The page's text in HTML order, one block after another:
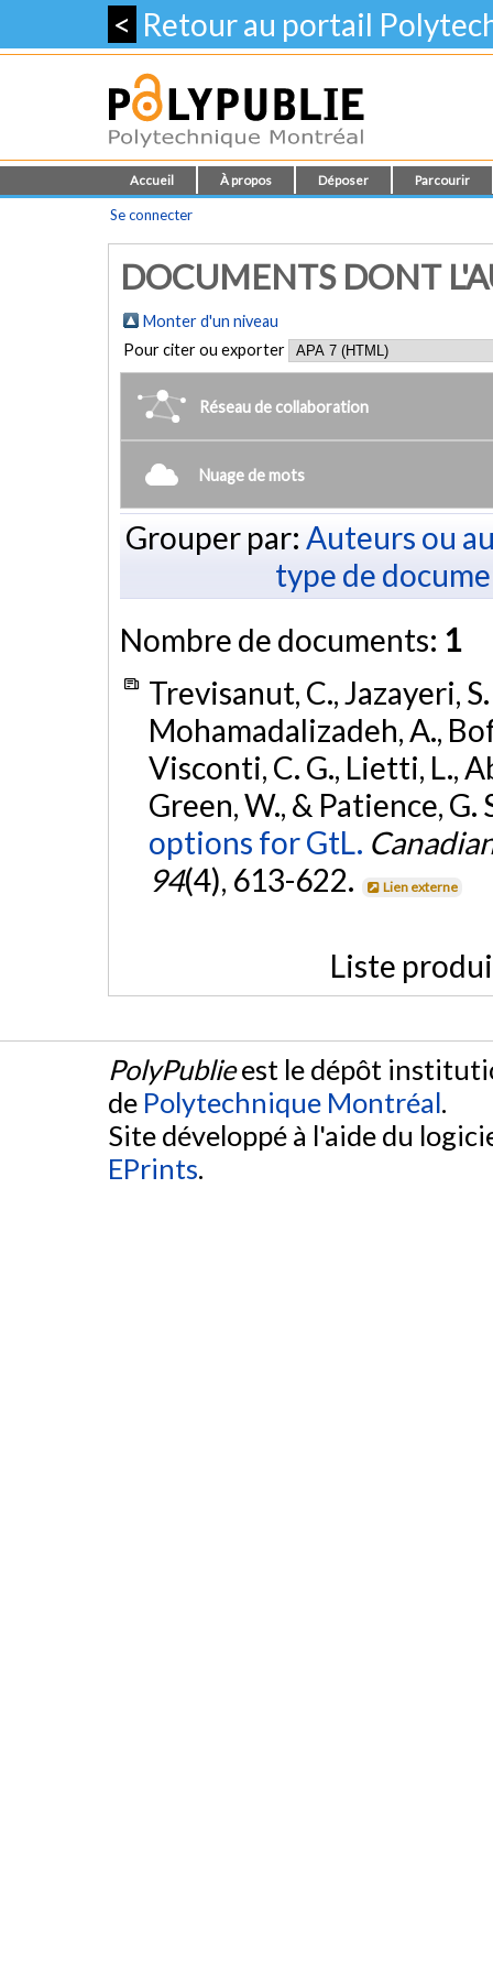
< Retour au portail
Accueil À propos Déposer Parcourir
Se connecter
DOCUMENTS DONT
Monter d'un niveau
Pour citer ou exporter
Réseau de collaboration
Nuage de mots
Grouper par: Auteurs ou
type de
Nombre de documents: 1
Trevisanut, C., Jazayeri,
Mohamadalizadeh, A.,
Visconti, C. G., Lietti, L.,
Green, W., & Patience, G.
options for GtL.
94(4), 613-622. Lien externe
Liste
PolyPublieest le dépôt
de Polytechnique Montréal.
Site développé à l'aide du
EPrints.